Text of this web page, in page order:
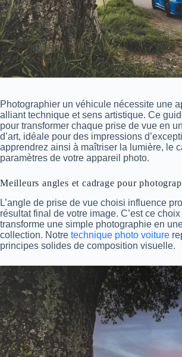
Photographier un véhicule nécessite une
alliant technique et sens artistique. Ce
pour transformer chaque prise de vue en
d’art, idéale pour des impressions
apprendrez ainsi à maîtriser la lumière, le
paramètres de votre appareil photo.
Meilleurs angles et cadrage pour
L’angle de prise de vue choisi influence
résultat final de votre image. C’est ce
transforme une simple photographie en
collection. Notre technique photo voiture
principes solides de composition visuelle.